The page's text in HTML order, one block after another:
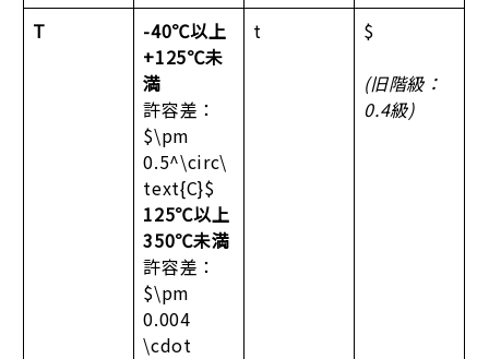
T
-40℃以上
+125℃未
満
許容差：
$\pm
0.5^\circ\
text{C}$
125℃以上
350℃未満
許容差：
$\pm
0.004
\cdot
t
$
(旧階級：
0.4級)